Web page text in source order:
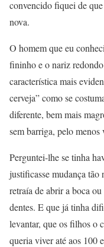
convencido fiquei de
nova.
O homem que eu
fininho e o nariz redondo
característica mais
cerveja” como se
diferente, bem mais
sem barriga, pelo menos
Perguntei-lhe se tinha
justificasse mudança
retraía de abrir a boca
dentes. E que já tinha
levantar, que os filhos o
queria viver até aos 100